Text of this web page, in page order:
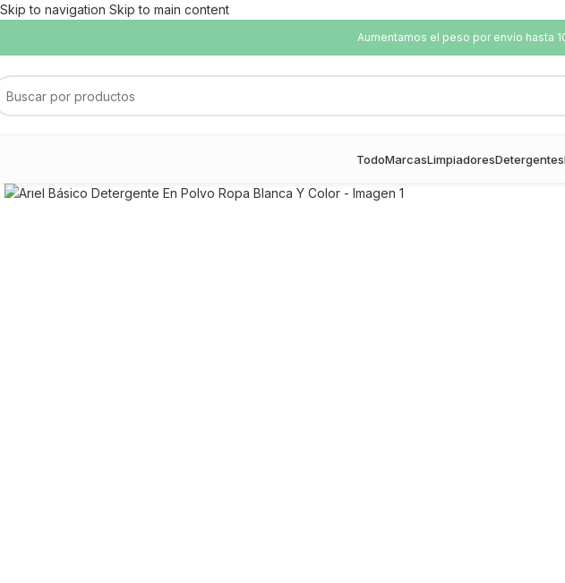
Skip to navigation Skip to main content
Aumentamos el peso por envío hasta
TodoMarcasLimpiadoresDetergentes